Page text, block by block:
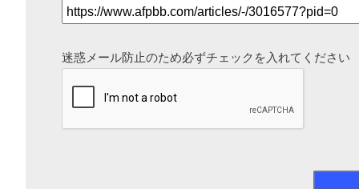
迷惑メール防止のため必ずチェックを入れてください